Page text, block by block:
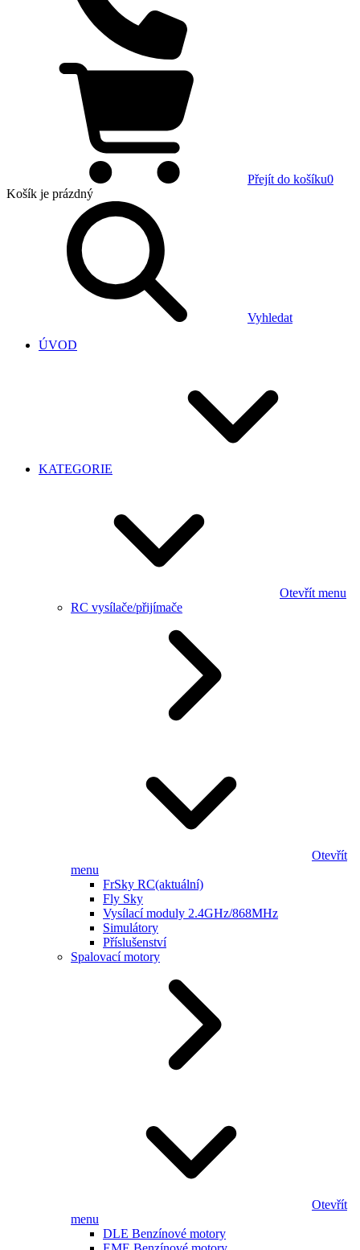
Přejít do košíku0
Košík je prázdný
Vyhledat
ÚVOD
KATEGORIE
Otevřít menu
RC vysílače/přijímače
Otevřít
menu
FrSky RC(aktuální)
Fly Sky
Vysílací moduly 2.4GHz/868MHz
Simulátory
Příslušenství
Spalovací motory
Otevřít
menu
DLE Benzínové motory